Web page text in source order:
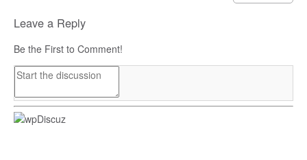
Leave a Reply
Be the First to Comment!